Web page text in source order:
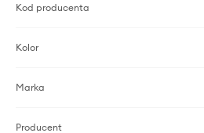
Kod producenta
Kolor
Marka
Producent